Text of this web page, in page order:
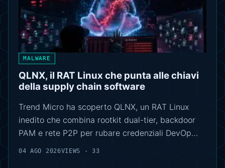
MALWARE
QLNX, il RAT Linux che punta alle chiavi
della supply chain software
Trend Micro ha scoperto QLNX, un RAT Linux
inedito che combina rootkit dual-tier, backdoor
PAM e rete P2P per rubare credenziali DevOp…
04 AGO 2026VIEWS - 33